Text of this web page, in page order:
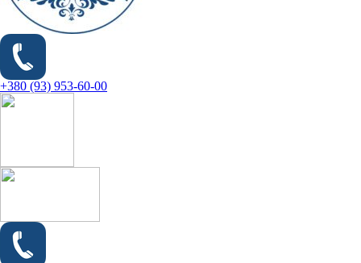
+380 (93) 953-60-00